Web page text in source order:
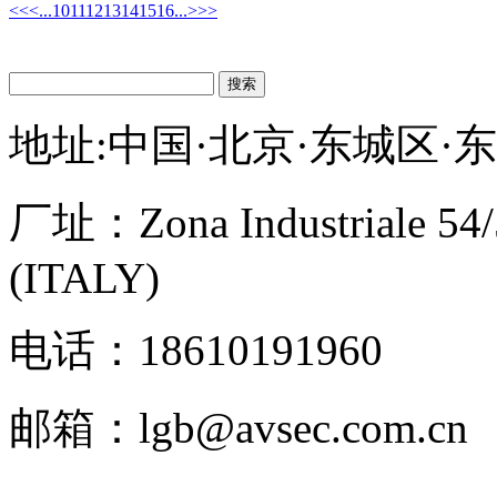
<<<...10111213141516...>>>
搜索
地址:中国·北京·东城区·
厂址： Zona Industriale
(ITALY)
电话：18610191960
邮箱：lgb@avsec.com.cn